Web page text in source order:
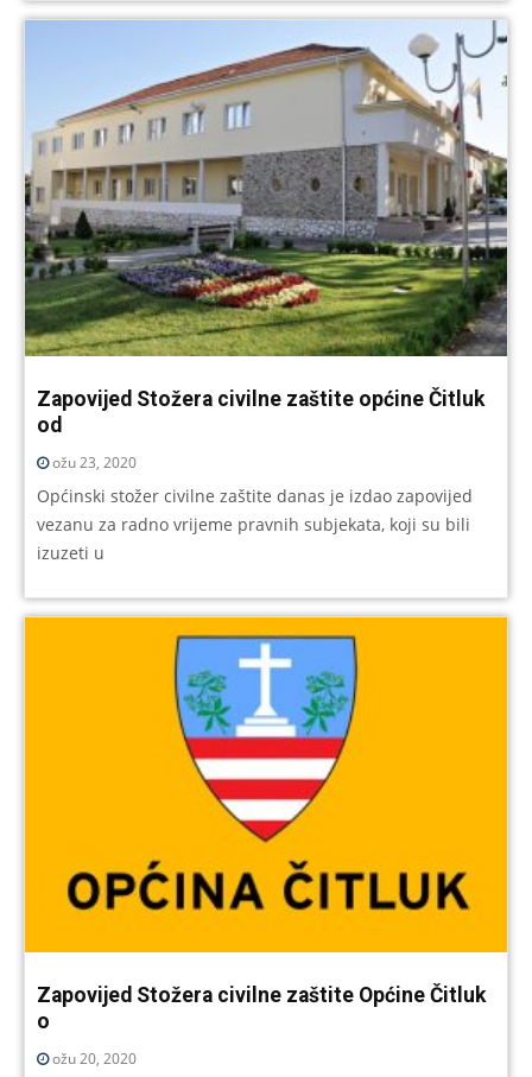
Zapovijed Stožera civilne zaštite općine Čitluk
od
ožu 23, 2020
Općinski stožer civilne zaštite danas je izdao zapovijed
vezanu za radno vrijeme pravnih subjekata, koji su bili
izuzeti u
Zapovijed Stožera civilne zaštite Općine Čitluk
o
ožu 20, 2020